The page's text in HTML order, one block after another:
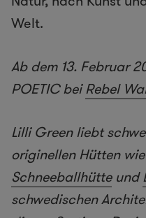
Welt.
Ab dem 13. Februar
POETIC beiRebel
Lilli Green liebt
originellen Hütten
Schneeballhütteund
schwedischen